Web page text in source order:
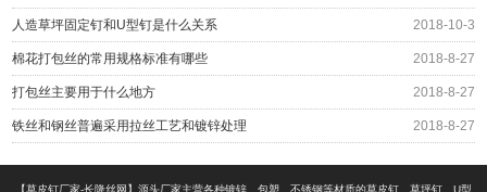
人造草坪固定钉和U型钉是什么关系 2018-10-3
棉花打包丝的常用规格标准有哪些 2018-8-27
打包丝主要用于什么地方 2018-8-27
铁丝和钢丝普遍采用拉丝工艺和镀锌处理 2018-8-27
【草皮钉厂家-长隆丝网】源头厂家主营各种镀锌、包塑、不锈钢等材质的草皮钉、草坪钉、U型